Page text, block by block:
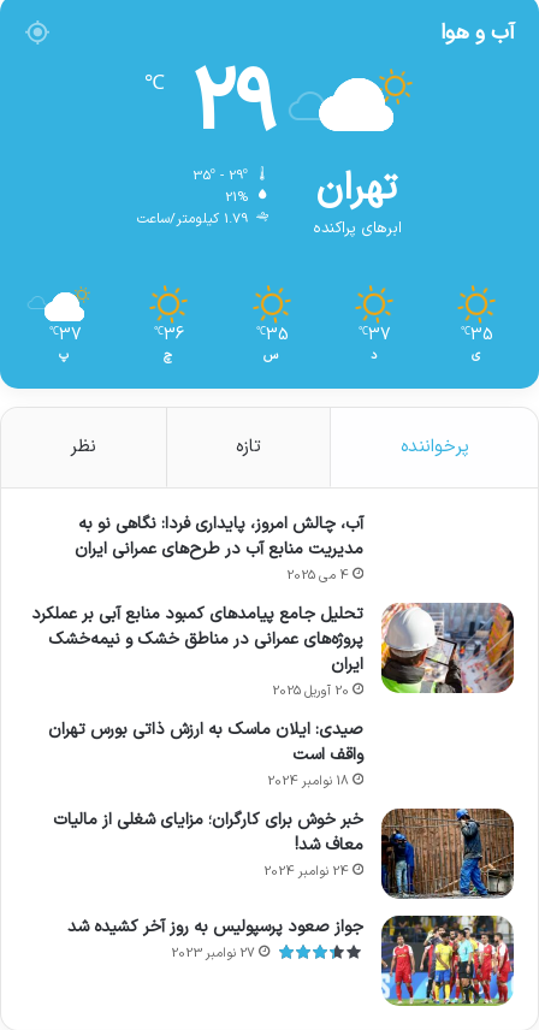
آب و هوا
تهران
ابرهای پراکنده
29
℃
21%
1.79 کیلومتر/ساعت
35
℃
ی
37
℃
د
35
℃
س
36
℃
چ
37
℃
پ
پرخواننده تازه نظر
آب، چالش امروز، پایداری فردا: نگاهی نو به
مدیریت منابع آب در طرح‌های عمرانی ایران
4 می 2025
تحلیل جامع پیامدهای کمبود منابع آبی بر عملکرد
پروژه‌های عمرانی در مناطق خشک و نیمه‌خشک
ایران
20 آوریل 2025
صیدی: ایلان ماسک به ارزش ذاتی بورس تهران
واقف است
18 نوامبر 2024
خبر خوش برای کارگران؛ مزایای شغلی از مالیات
معاف شد!
24 نوامبر 2024
جواز صعود پرسپولیس به روز آخر کشیده شد
27 نوامبر 2023